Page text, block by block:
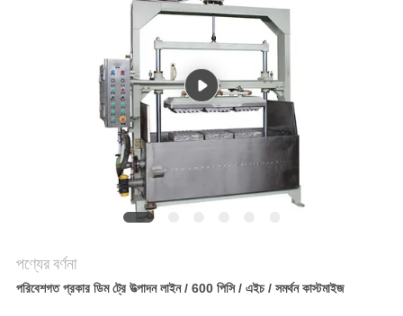
পণ্যের বর্ণনা
পরিবেশগত প্রকার ডিম ট্রে উত্পাদন লাইন / 600 পিসি / এইচ / সমর্থন কাস্টমাইজ